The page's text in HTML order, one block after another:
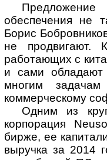
Предложение
обеспечения не
Борис
не продвигают.
работающих с
и сами
многим задачам
коммерческому
Одним из
корпорация
бирже, ее
выручка за 2014